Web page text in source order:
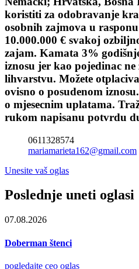
koristiti za odobravanje
osobnih zajmova u
10.000.000 € svakoj
zajam. Kamata 3%
iznosu jer kao pojedinac
lihvarstvu. Možete
ovisno o posudenom
o mjesecnim uplatama.
rukom napisanu potvrdu
0611328574
mariamarieta162@gmail.com
Unesite vaš oglas
Poslednje uneti oglasi
07.08.2026
Doberman štenci
pogledajte ceo oglas